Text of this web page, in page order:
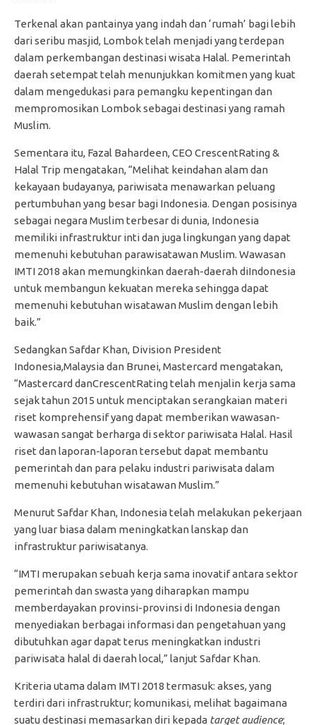
Terkenal akan pantainya yang indah dan ‘rumah’ bagi lebih
dari seribu masjid, Lombok telah menjadi yang terdepan
dalam perkembangan destinasi wisata Halal. Pemerintah
daerah setempat telah menunjukkan komitmen yang kuat
dalam mengedukasi para pemangku kepentingan dan
mempromosikan Lombok sebagai destinasi yang ramah
Muslim.
Sementara itu, Fazal Bahardeen, CEO CrescentRating &
Halal Trip mengatakan, “Melihat keindahan alam dan
kekayaan budayanya, pariwisata menawarkan peluang
pertumbuhan yang besar bagi Indonesia. Dengan posisinya
sebagai negara Muslim terbesar di dunia, Indonesia
memiliki infrastruktur inti dan juga lingkungan yang dapat
memenuhi kebutuhan parawisatawan Muslim. Wawasan
IMTI 2018 akan memungkinkan daerah-daerah diIndonesia
untuk membangun kekuatan mereka sehingga dapat
memenuhi kebutuhan wisatawan Muslim dengan lebih
baik.”
Sedangkan Safdar Khan, Division President
Indonesia,Malaysia dan Brunei, Mastercard mengatakan,
“Mastercard danCrescentRating telah menjalin kerja sama
sejak tahun 2015 untuk menciptakan serangkaian materi
riset komprehensif yang dapat memberikan wawasan-
wawasan sangat berharga di sektor pariwisata Halal. Hasil
riset dan laporan-laporan tersebut dapat membantu
pemerintah dan para pelaku industri pariwisata dalam
memenuhi kebutuhan wisatawan Muslim.”
Menurut Safdar Khan, Indonesia telah melakukan pekerjaan
yang luar biasa dalam meningkatkan lanskap dan
infrastruktur pariwisatanya.
“IMTI merupakan sebuah kerja sama inovatif antara sektor
pemerintah dan swasta yang diharapkan mampu
memberdayakan provinsi-provinsi di Indonesia dengan
menyediakan berbagai informasi dan pengetahuan yang
dibutuhkan agar dapat terus meningkatkan industri
pariwisata halal di daerah local,” lanjut Safdar Khan.
Kriteria utama dalam IMTI 2018 termasuk: akses, yang
terdiri dari infrastruktur; komunikasi, melihat bagaimana
suatu destinasi memasarkan diri kepada target audience;